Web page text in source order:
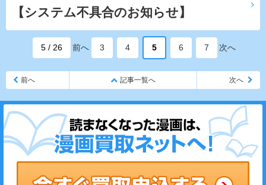
【システム不具合のお知らせ】
5 / 26 前へ 3 4 5 6 7 次へ
前へ 記事一覧へ 次へ